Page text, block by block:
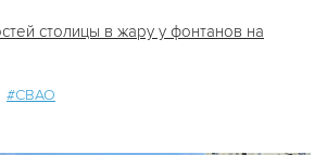
столицы в жару у фонтанов на
#СВАО